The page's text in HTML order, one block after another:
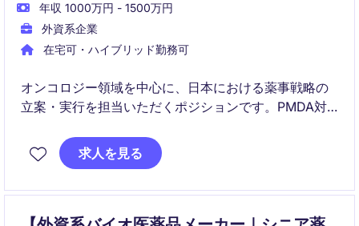
年収 1000万円 - 1500万円
外資系企業
在宅可・ハイブリッド勤務可
オンコロジー領域を中心に、日本における薬事戦略の
立案・実行を担当いただくポジションです。PMDA対
メンバーとして、開発から上市後まで幅広い薬事業務
に携わることができます。
求人を見る